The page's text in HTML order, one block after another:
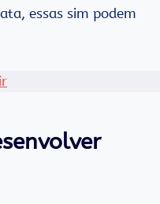
essas sim podem